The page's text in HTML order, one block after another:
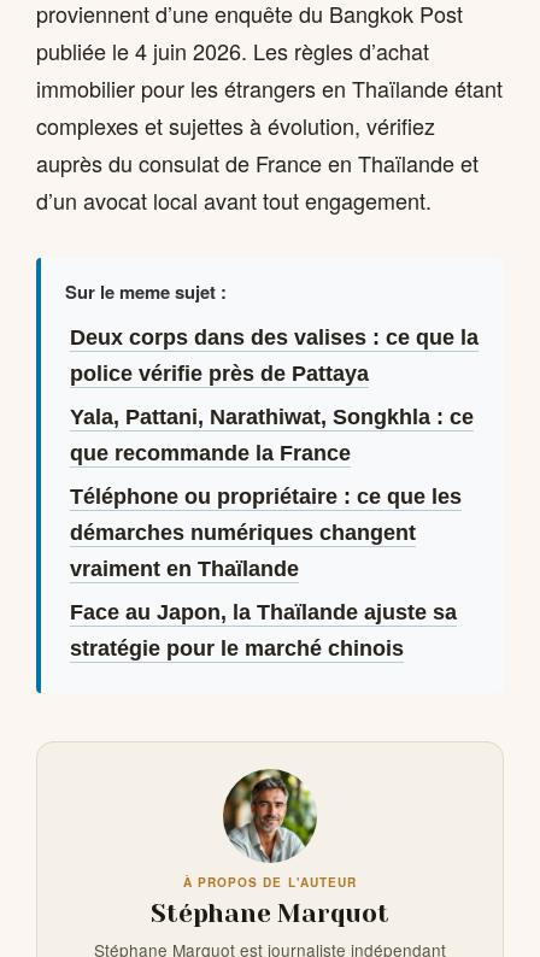
proviennent d’une enquête du Bangkok Post
publiée le 4 juin 2026. Les règles d’achat
immobilier pour les étrangers en Thaïlande étant
complexes et sujettes à évolution, vérifiez
auprès du consulat de France en Thaïlande et
d’un avocat local avant tout engagement.
Sur le meme sujet :
Deux corps dans des valises : ce que la
police vérifie près de Pattaya
Yala, Pattani, Narathiwat, Songkhla : ce
que recommande la France
Téléphone ou propriétaire : ce que les
démarches numériques changent
vraiment en Thaïlande
Face au Japon, la Thaïlande ajuste sa
stratégie pour le marché chinois
À PROPOS DE L'AUTEUR
Stéphane Marquot
Stéphane Marquot est journaliste indépendant